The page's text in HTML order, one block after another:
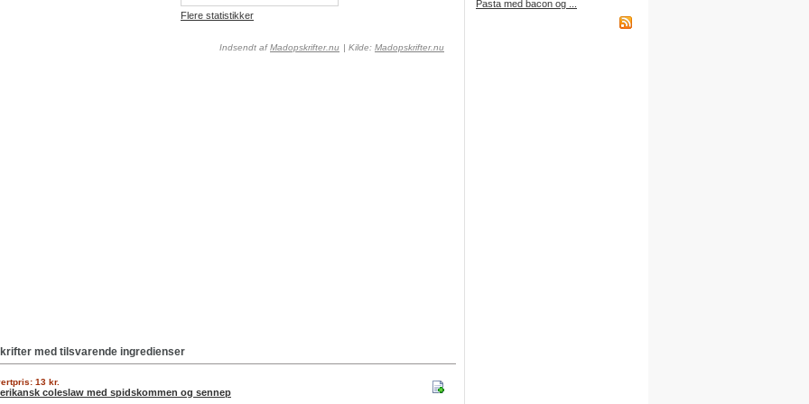
Flere statistikker
Indsendt afMadopskrifter.nu | Kilde: Madopskrifter.nu
med tilsvarende ingredienser
13 kr.
coleslaw med spidskommen og sennep
købt et abonnement.
Pasta med bacon og ...